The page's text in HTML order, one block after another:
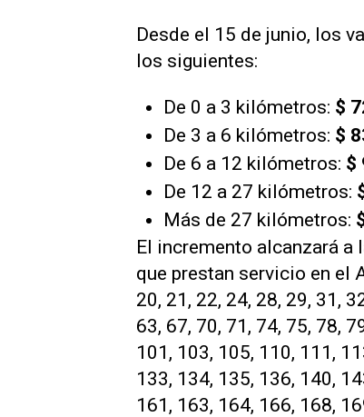
Desde el 15 de junio, los
los siguientes:
De 0 a 3 kilómetros: $
De 3 a 6 kilómetros: $
De 6 a 12 kilómetros: $
De 12 a 27 kilómetros:
Más de 27 kilómetros:
El incremento alcanzará
que prestan servicio en el
20, 21, 22, 24, 28, 29, 31,
63, 67, 70, 71, 74, 75, 78,
101, 103, 105, 110, 111,
133, 134, 135, 136, 140,
161, 163, 164, 166, 168,